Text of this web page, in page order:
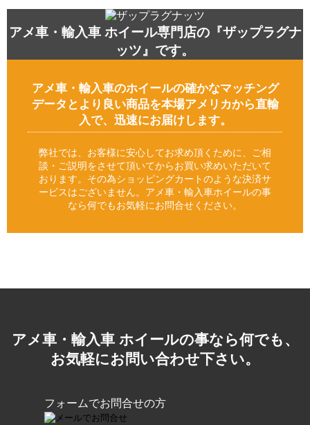
アメ車・輸入車 ホイール専門店の『ザップラグナ
ッツ』です。
アメ車・輸入車のホイールの確かなマッチング
データとより良い商品を本場アメリカから直輸
入で、迅速にお届けします。
弊社では、お客様に安心してお求め頂くために、ご相
談・ご説明をさせて頂いてからお買い求めいただいて
おります。その為ショッピングカートのような決済サ
ービスはございません。アメ車・輸入車ホイールの事
なら何でもお気軽にお問合せください。
アメ車・輸入車 ホイールの事なら何でも、
お気軽にお問い合わせ下さい。
フォームでお問合せの方